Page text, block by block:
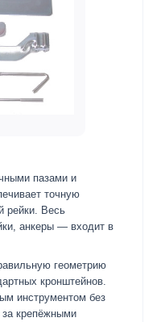
пазами и
точную
рейки. Весь
анкеры — входит в
геометрию
кронштейнов.
инструментом без
за крепёжными